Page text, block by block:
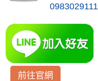
0983029111
前往官網